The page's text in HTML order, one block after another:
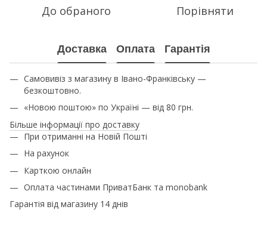
До обраного Порівняти
Доставка Оплата Гарантія
Самовивіз з магазину в Івано-Франківську —
безкоштовно.
«Новою поштою» по Україні — від 80 грн.
Більше інформації про доставку
При отриманні на Новій Пошті
На рахунок
Карткою онлайн
Оплата частинами ПриватБанк та monobank
Гарантія від магазину 14 днів